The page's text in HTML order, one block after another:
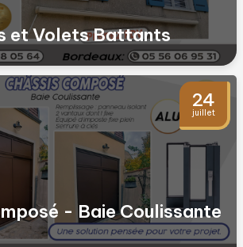
et Volets Battants
24
juillet
- Baie Coulissante